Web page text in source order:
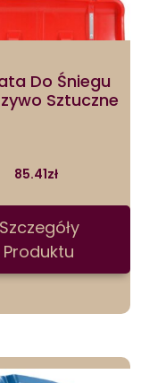
Do Śniegu
Sztuczne
85.41zł
Szczegóły
Produktu